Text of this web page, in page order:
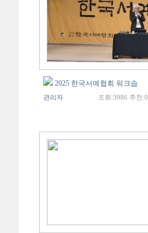
2025 한국서예협회 워크솝
관리자 조회:3986 추천:0